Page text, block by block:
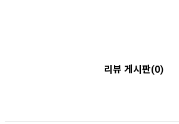
리뷰 게시판(0)